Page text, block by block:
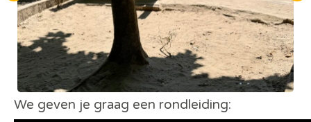
We geven je graag een rondleiding: